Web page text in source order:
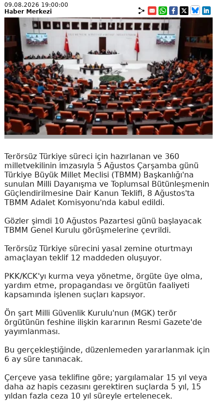
09.08.2026 19:00:00
Haber Merkezi
Terörsüz Türkiye süreci için hazırlanan ve 360
milletvekilinin imzasıyla 5 Ağustos Çarşamba günü
Türkiye Büyük Millet Meclisi (TBMM) Başkanlığı'na
sunulan Milli Dayanışma ve Toplumsal Bütünleşmenin
Güçlendirilmesine Dair Kanun Teklifi, 8 Ağustos'ta
TBMM Adalet Komisyonu'nda kabul edildi.
Gözler şimdi 10 Ağustos Pazartesi günü başlayacak
TBMM Genel Kurulu görüşmelerine çevrildi.
Terörsüz Türkiye sürecini yasal zemine oturtmayı
amaçlayan teklif 12 maddeden oluşuyor.
PKK/KCK'yı kurma veya yönetme, örgüte üye olma,
yardım etme, propagandası ve örgütün faaliyeti
kapsamında işlenen suçları kapsıyor.
Ön şart Milli Güvenlik Kurulu'nun (MGK) terör
örgütünün feshine ilişkin kararının Resmi Gazete'de
yayımlanması.
Bu gerçekleştiğinde, düzenlemeden yararlanmak için
6 ay süre tanınacak.
Çerçeve yasa teklifine göre; yargılamalar 15 yıl veya
daha az hapis cezasını gerektiren suçlarda 5 yıl, 15
yıldan fazla ceza 10 yıl süreyle ertelenecek.